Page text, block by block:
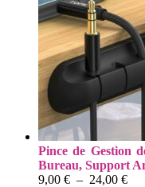
Pince de Gestion
Bureau, Support
9,00 € – 24,00 €